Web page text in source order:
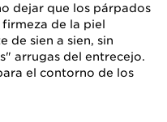
dejar que los párpados
firmeza de la piel
de sien a sien, sin
arrugas del entrecejo.
el contorno de los